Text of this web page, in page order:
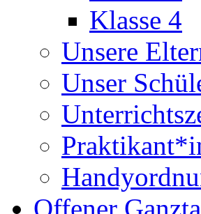
Klasse 4
Unsere
Unser